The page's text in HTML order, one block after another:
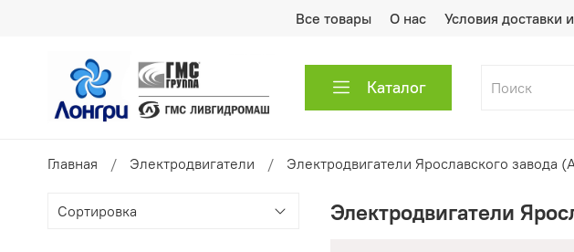
Все товары О нас Условия доставки
Каталог
Главная Электродвигатели Электродвигатели Ярославского
Электродвигатели